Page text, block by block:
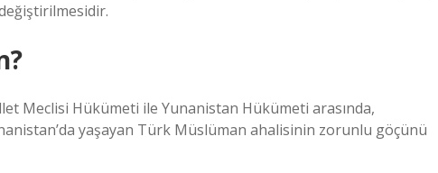
Meclisi Hükümeti ile Yunanistan Hükümeti arasında,
yaşayan Türk Müslüman ahalisinin zorunlu göçünü